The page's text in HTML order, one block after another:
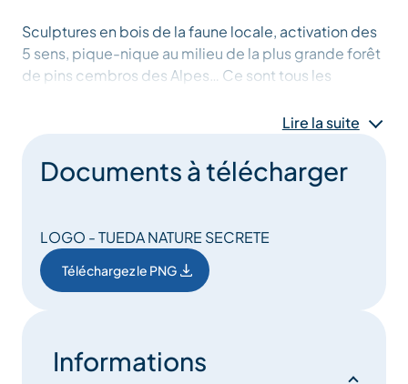
Sculptures en bois de la faune locale, activation des
5 sens, pique-nique au milieu de la plus grande forêt
de pins cembros des Alpes… Ce sont tous les
dans un environnement magique et préservé, celui
Entre tétras lyres, lièvres sauvages, aigles royaux et
est douce et apaisante : un vrai retour à la nature, pile
ce dont vous et vos enfants avez besoin lors de vos
vacances au ski !
Lire la suite
Documents à télécharger
LOGO - TUEDA NATURE SECRETE
Téléchargez le PNG
Informations